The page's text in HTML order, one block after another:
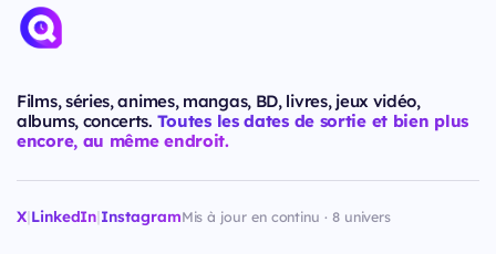
Films, séries, animes, mangas, BD, livres, jeux vidéo,
albums, concerts. Toutes les dates de sortie et bien plus
encore, au même endroit.
X|LinkedIn|InstagramMis à jour en continu · 8 univers